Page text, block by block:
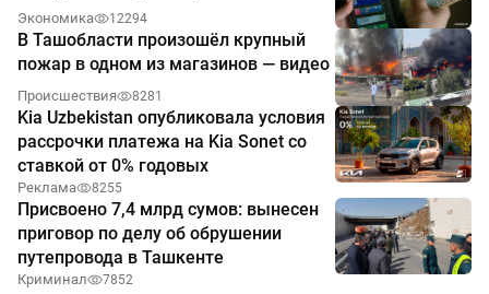
Экономика 12294
В Ташобласти произошёл крупный
пожар в одном из магазинов — видео
Происшествия 8281
Kia Uzbekistan опубликовала условия
рассрочки платежа на Kia Sonet со
ставкой от 0% годовых
Реклама 8255
Присвоено 7,4 млрд сумов: вынесен
приговор по делу об обрушении
путепровода в Ташкенте
Криминал 7852